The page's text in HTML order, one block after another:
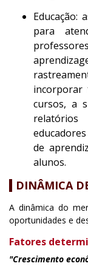
Educação:
para
incorporar
cursos, a
de
alunos.
DINÂMICA
A dinâmica do
oportunidades e
Fatores
"Crescimento